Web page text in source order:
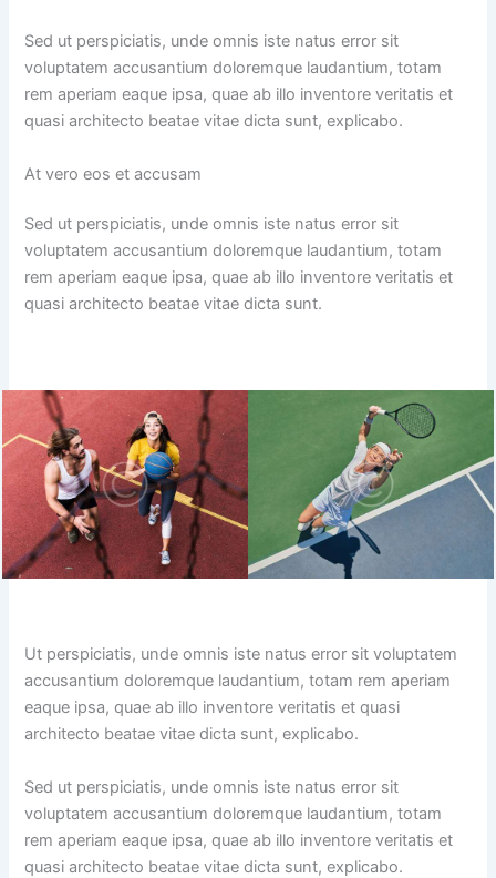
Sed ut perspiciatis, unde omnis iste natus error sit
voluptatem accusantium doloremque laudantium, totam
rem aperiam eaque ipsa, quae ab illo inventore veritatis et
quasi architecto beatae vitae dicta sunt, explicabo.
At vero eos et accusam
Sed ut perspiciatis, unde omnis iste natus error sit
voluptatem accusantium doloremque laudantium, totam
rem aperiam eaque ipsa, quae ab illo inventore veritatis et
quasi architecto beatae vitae dicta sunt.
Ut perspiciatis, unde omnis iste natus error sit voluptatem
accusantium doloremque laudantium, totam rem aperiam
eaque ipsa, quae ab illo inventore veritatis et quasi
architecto beatae vitae dicta sunt, explicabo.
Sed ut perspiciatis, unde omnis iste natus error sit
voluptatem accusantium doloremque laudantium, totam
rem aperiam eaque ipsa, quae ab illo inventore veritatis et
quasi architecto beatae vitae dicta sunt, explicabo.